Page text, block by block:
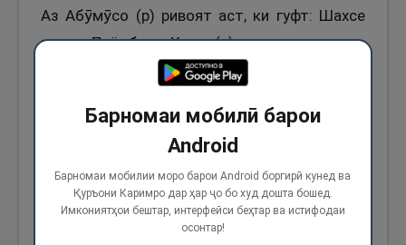
Аз Абӯмӯсо (р) ривоят аст, ки гуфт: Шахсе
назди Паёмбари Худо (с) омад ва пурсид:
Яке барои он меҷангад, ки ғанимат ба даст
баланд гардад ва саввумӣ барои он, ки
мақому манзалате ба даст оварад, кадом
яке аз ин ҷангҳо фисабилиллоҳ гуфта
мешавад?» Фармуданд: «Касе ки мақсадаш
аз ҷанг кардан эълои калиматуллоҳ бошад,
Барномаи мобилӣ барои
Android
Барномаи мобилии моро барои Android боргирӣ кунед ва
Қуръони Каримро дар ҳар ҷо бо худ дошта бошед.
Имкониятҳои бештар, интерфейси беҳтар ва истифодаи
осонтар!